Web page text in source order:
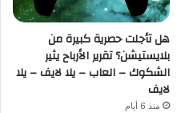
هل تأجلت حصرية كبيرة من
بلايستيشن؟ تقرير الأرباح يثير
الشكوك – العاب – يلا لايف – يلا
لايف
منذ 6 أيام